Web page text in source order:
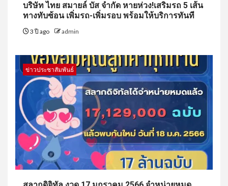
บริษัท ไทย สมายล์ บัส จำกัด หายห่วง!เสริมรถ 5 เส้น
ทางทับซ้อน เพิ่มรถ-เพิ่มรอบ พร้อมให้บริการทันที
3 ปี ago admin
ข่าวประชาสัมพันธ์